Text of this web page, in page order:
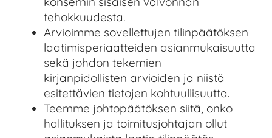
tehokkuudesta.
Arvioimme sovellettujen tilinpäätöksen
laatimisperiaatteiden asianmukaisuutta
sekä johdon tekemien
kirjanpidollisten arvioiden ja niistä
esitettävien tietojen kohtuullisuutta.
Teemme johtopäätöksen siitä, onko
hallituksen ja toimitusjohtajan ollut